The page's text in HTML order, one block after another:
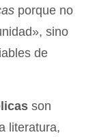
porque no
sino
de
son
literatura,